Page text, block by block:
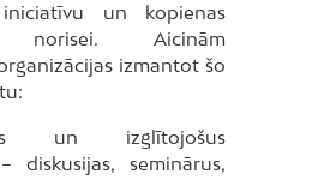
iniciatīvu un kopienas
norisei. Aicinām
izmantot šo
un izglītojošus
diskusijas, seminārus,